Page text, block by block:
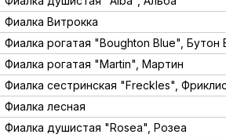
питомник
Фиалка Витрокка
Фиалка рогатая "Boughton Blue", Бутон
Фиалка рогатая "Martin", Мартин
Фиалка сестринская "Freckles", Фриклис
Фиалка лесная
Фиалка душистая "Rosea", Розеа